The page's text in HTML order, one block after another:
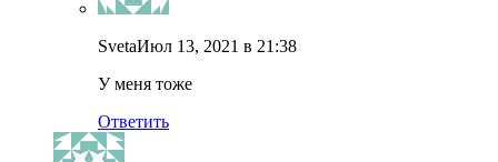
SvetaИюл 13, 2021 в 21:38
У меня тоже
Ответить